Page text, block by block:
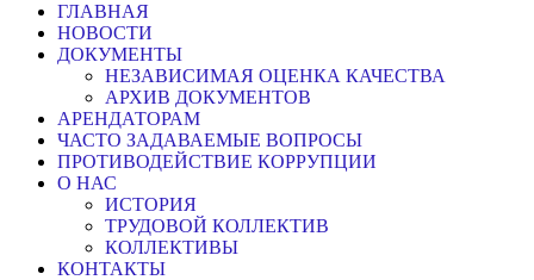
ГЛАВНАЯ
НОВОСТИ
ДОКУМЕНТЫ
НЕЗАВИСИМАЯ ОЦЕНКА КАЧЕСТВА
АРХИВ ДОКУМЕНТОВ
АРЕНДАТОРАМ
ЧАСТО ЗАДАВАЕМЫЕ ВОПРОСЫ
ПРОТИВОДЕЙСТВИЕ КОРРУПЦИИ
О НАС
ИСТОРИЯ
ТРУДОВОЙ КОЛЛЕКТИВ
КОЛЛЕКТИВЫ
КОНТАКТЫ